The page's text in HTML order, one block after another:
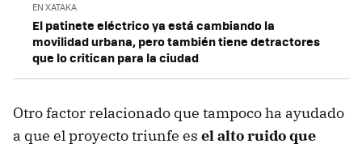
EN XATAKA
El patinete eléctrico ya está cambiando la
movilidad urbana, pero también tiene detractores
que lo critican para la ciudad
Otro factor relacionado que tampoco ha ayudado
a que el proyecto triunfe es el alto ruido que